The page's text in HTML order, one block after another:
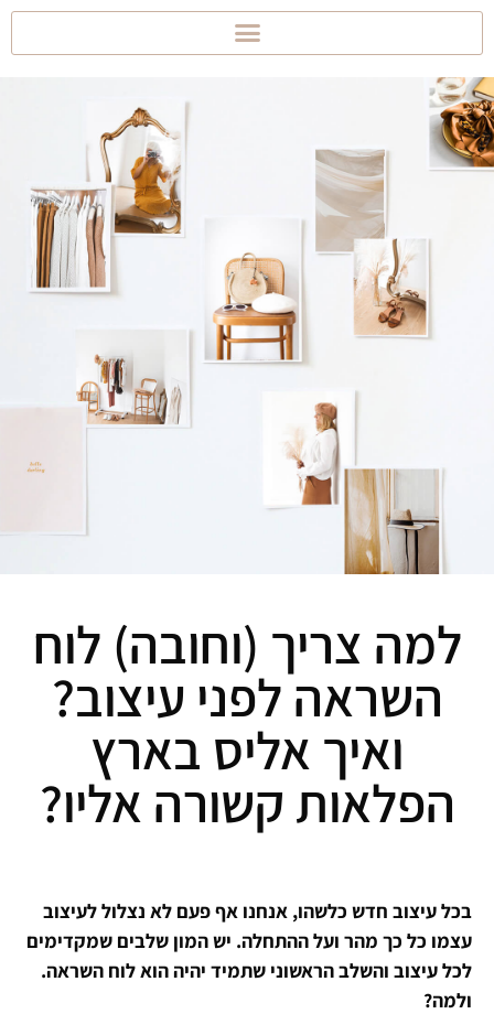
למה צריך (וחובה) לוח
השראה לפני עיצוב?
ואיך אליס בארץ
הפלאות קשורה אליו?
בכל עיצוב חדש כלשהו, אנחנו אף פעם לא נצלול לעיצוב
עצמו כל כך מהר ועל ההתחלה. יש המון שלבים שמקדימים
לכל עיצוב והשלב הראשוני שתמיד יהיה הוא לוח השראה.
ולמה?